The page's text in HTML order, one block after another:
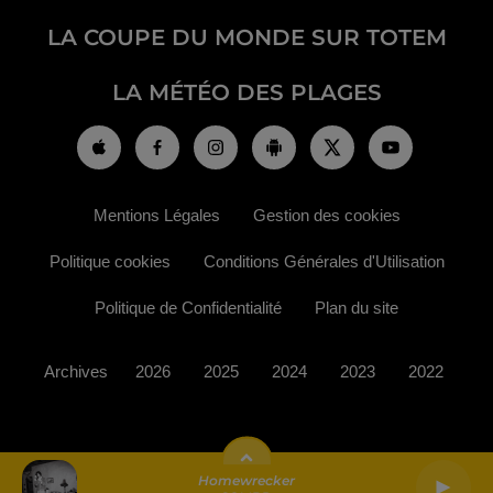
Homewrecker
LA COUPE DU MONDE SUR TOTEM
LA MÉTÉO DES PLAGES
Mentions Légales Gestion des cookies
Politique cookies Conditions Générales d'Utilisation
Politique de Confidentialité Plan du site
Archives 2026 2025 2024 2023 2022